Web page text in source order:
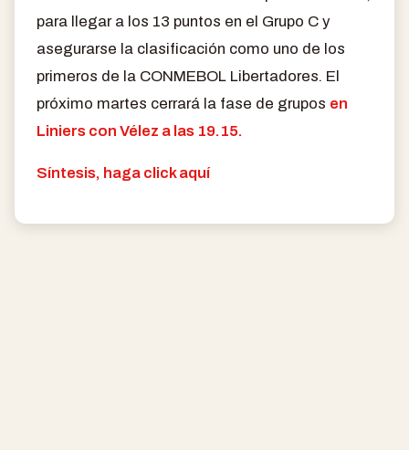
para llegar a los 13 puntos en el Grupo C y
asegurarse la clasificación como uno de los
primeros de la CONMEBOL Libertadores. El
próximo martes cerrará la fase de grupos en
Liniers con Vélez a las 19.15.
Síntesis, haga click aquí